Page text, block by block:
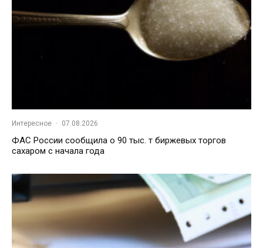
Интересное · 07.08.2026
ФАС России сообщила о 90 тыс. т биржевых торгов
сахаром с начала года